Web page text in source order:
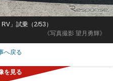
《写真撮影 望月勇輝》
」試乗（2/53）
へ戻る